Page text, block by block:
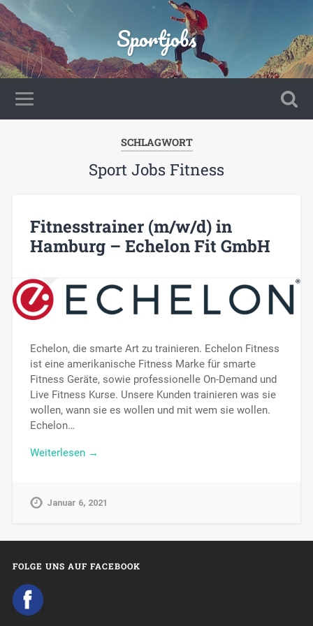
Sportjobs
SCHLAGWORT
Sport Jobs Fitness
Fitnesstrainer (m/w/d) in
Hamburg – Echelon Fit GmbH
Echelon, die smarte Art zu trainieren. Echelon Fitness
ist eine amerikanische Fitness Marke für smarte
Fitness Geräte, sowie professionelle On-Demand und
Live Fitness Kurse. Unsere Kunden trainieren was sie
wollen, wann sie es wollen und mit wem sie wollen.
Echelon…
Weiterlesen →
Januar 6, 2021
FOLGE UNS AUF FACEBOOK